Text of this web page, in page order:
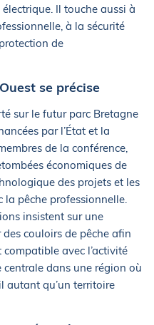
Il touche aussi à
à la sécurité
de
se précise
sur le futur parc Bretagne
par l’État et la
de la conférence,
économiques de
des projets et les
pêche professionnelle.
insistent sur une
couloirs de pêche afin
avec l’activité
centrale dans une région où
autant qu’un territoire